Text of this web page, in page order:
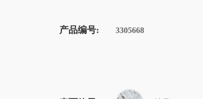
产品编号: 3305668